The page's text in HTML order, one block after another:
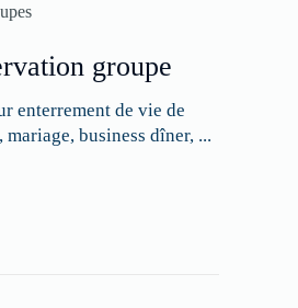
groupe
enterrement de vie de
business dîner, ...